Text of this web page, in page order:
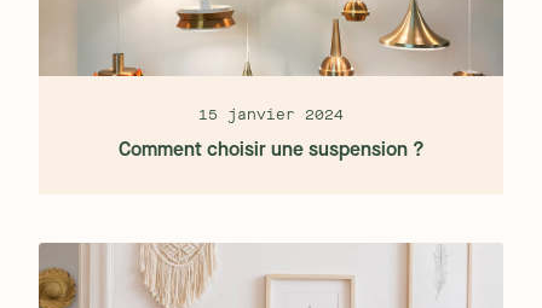
15 janvier 2024
Comment choisir une suspension ?